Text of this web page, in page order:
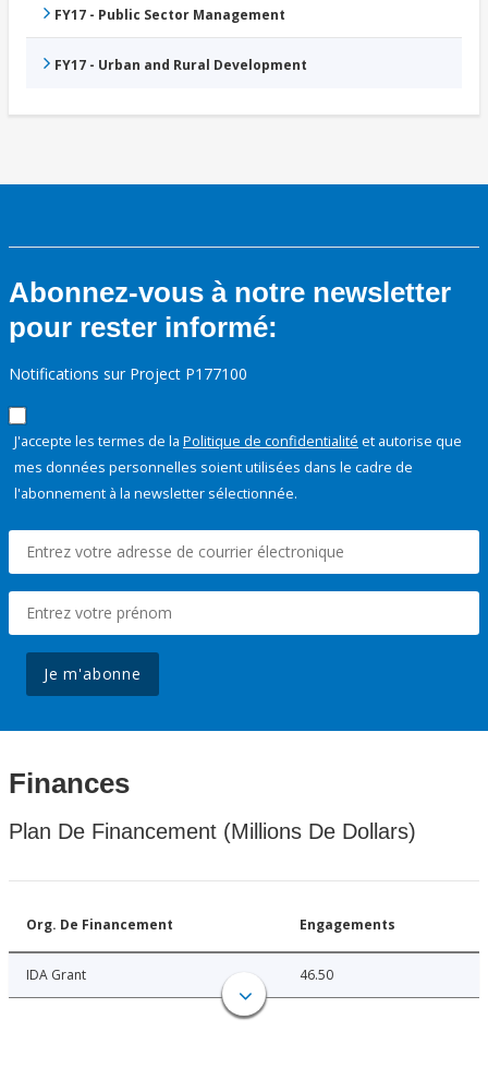
FY17 - Public Sector Management
FY17 - Urban and Rural Development
Abonnez-vous à notre newsletter
pour rester informé:
Notifications sur Project P177100
J'accepte les termes de la Politique de confidentialité et autorise que
mes données personnelles soient utilisées dans le cadre de
l'abonnement à la newsletter sélectionnée.
Je m'abonne
Finances
Plan De Financement (Millions De Dollars)
Org. De Financement Engagements
IDA Grant 46.50